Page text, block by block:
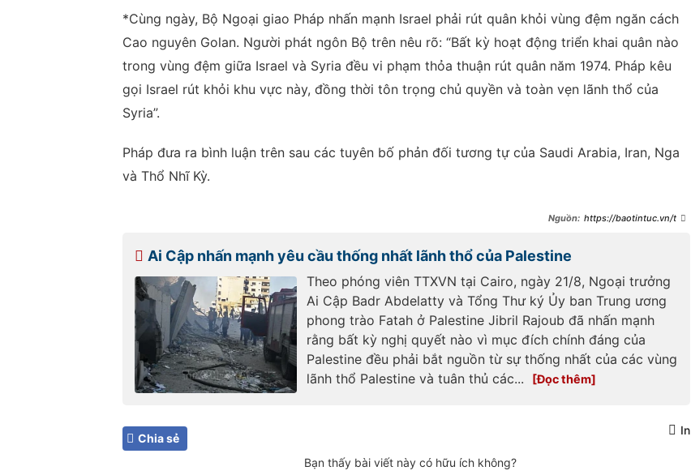
*Cùng ngày, Bộ Ngoại giao Pháp nhấn mạnh Israel phải rút quân khỏi vùng đệm ngăn cách
Cao nguyên Golan. Người phát ngôn Bộ trên nêu rõ: “Bất kỳ hoạt động triển khai quân nào
trong vùng đệm giữa Israel và Syria đều vi phạm thỏa thuận rút quân năm 1974. Pháp kêu
gọi Israel rút khỏi khu vực này, đồng thời tôn trọng chủ quyền và toàn vẹn lãnh thổ của
Syria”.
Pháp đưa ra bình luận trên sau các tuyên bố phản đối tương tự của Saudi Arabia, Iran, Nga
và Thổ Nhĩ Kỳ.
https://baotintuc.vn/the
israel-tai-syria-
Ai Cập nhấn mạnh yêu cầu thống nhất lãnh thổ của Palestine
Theo phóng viên TTXVN tại Cairo, ngày 21/8, Ngoại trưởng
Ai Cập Badr Abdelatty và Tổng Thư ký Ủy ban Trung ương
phong trào Fatah ở Palestine Jibril Rajoub đã nhấn mạnh
rằng bất kỳ nghị quyết nào vì mục đích chính đáng của
Palestine đều phải bắt nguồn từ sự thống nhất của các vùng
lãnh thổ Palestine và tuân thủ các...
In
Chia sẻ
Bạn thấy bài viết này có hữu ích không?